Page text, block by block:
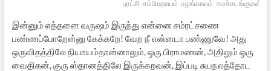
புரட்சி சம்பிரதாயம் பழங்காலம் ஈமச்சடங்குகள்
இன்னும் எத்தனை வருஷம் இருந்து என்னை சம்ரட்சணை
பண்ணப்போறேன்னு கேக்கறே! வேற நீ என்னடா பண்ணுவே! அது
ஒருவிதத்திலே நியாயம்தான்னாலும், ஒரு பிராமணன், அதிலும் ஒரு
வைதிகன், குரு ஸ்தானத்திலே இருக்கறவன், இப்படி சுயநலத்தோட